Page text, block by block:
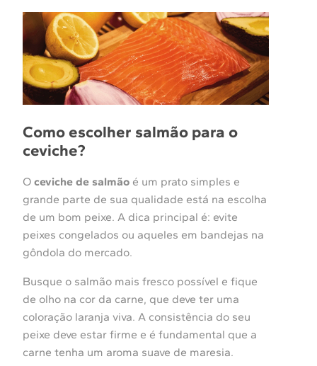
Como escolher salmão para o
ceviche?
O ceviche de salmão é um prato simples e
grande parte de sua qualidade está na escolha
de um bom peixe. A dica principal é: evite
peixes congelados ou aqueles em bandejas na
gôndola do mercado.
Busque o salmão mais fresco possível e fique
de olho na cor da carne, que deve ter uma
coloração laranja viva. A consistência do seu
peixe deve estar firme e é fundamental que a
carne tenha um aroma suave de maresia.